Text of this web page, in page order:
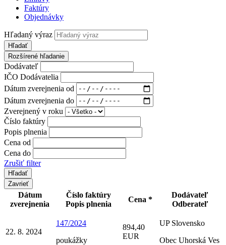
Faktúry
Objednávky
Hľadaný výraz
Hľadať
Rozšírené hľadanie
Dodávateľ
IČO Dodávatelia
Dátum zverejnenia od
Dátum zverejnenia do
Zverejnený v roku
Číslo faktúry
Popis plnenia
Cena od
Cena do
Zrušiť filter
Zavrieť
Dátum
zverejnenia
Číslo faktúry
Popis plnenia
Cena *
Dodávateľ
Odberateľ
22. 8. 2024
147/2024
poukážky
894,40
EUR
UP Slovensko
Obec Uhorská Ves